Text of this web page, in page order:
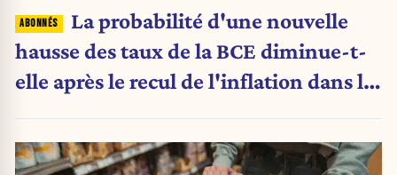
La probabilité d'une nouvelle
hausse des taux de la BCE diminue-t-
elle après le recul de l'inflation dans la